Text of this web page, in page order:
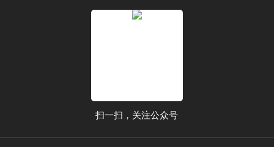
扫一扫，关注公众号